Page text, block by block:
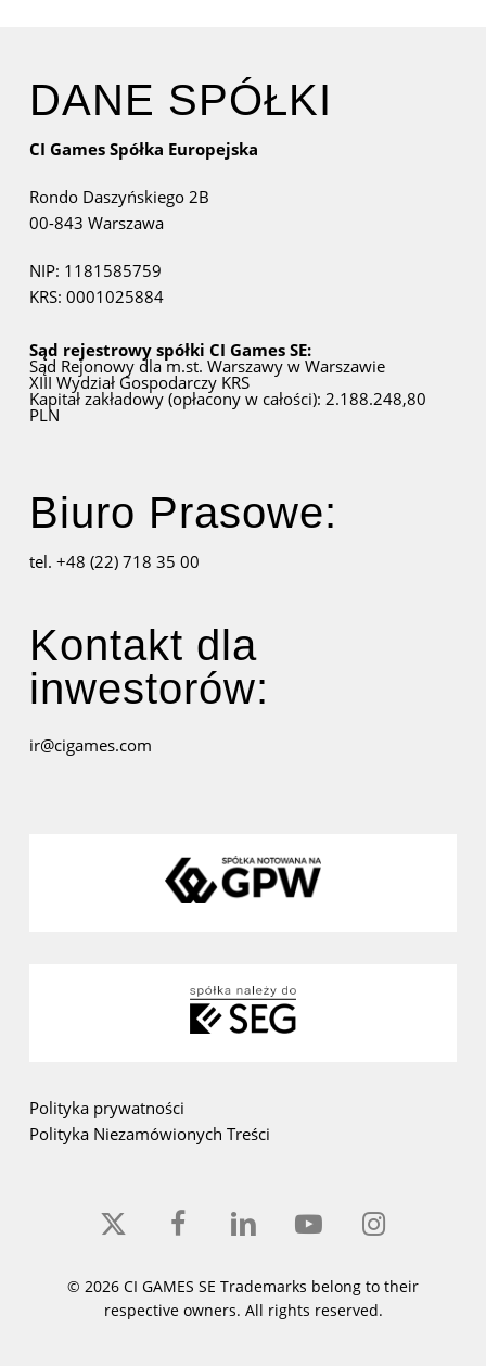
DANE SPÓŁKI
CI Games Spółka Europejska
Rondo Daszyńskiego 2B
00-843 Warszawa
NIP: 1181585759
KRS: 0001025884
Sąd rejestrowy spółki CI Games SE:
Sąd Rejonowy dla m.st. Warszawy w Warszawie
XIII Wydział Gospodarczy KRS
Kapitał zakładowy (opłacony w całości): 2.188.248,80
PLN
Biuro Prasowe:
tel. +48 (22) 718 35 00
Kontakt dla
inwestorów:
ir@cigames.com
Polityka prywatności
Polityka Niezamówionych Treści
© 2026 CI GAMES SE Trademarks belong to their
respective owners. All rights reserved.
x-
facebooklinkedin youtube instagram